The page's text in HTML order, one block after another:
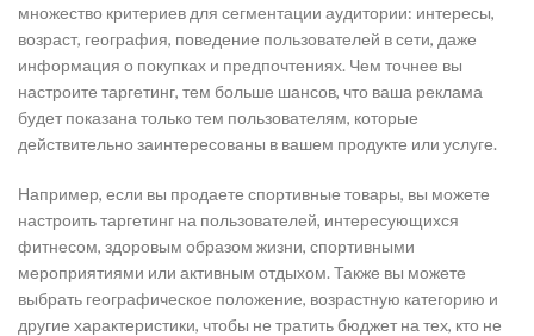
множество критериев для сегментации аудитории: интересы,
возраст, география, поведение пользователей в сети, даже
информация о покупках и предпочтениях. Чем точнее вы
настроите таргетинг, тем больше шансов, что ваша реклама
будет показана только тем пользователям, которые
действительно заинтересованы в вашем продукте или услуге.
Например, если вы продаете спортивные товары, вы можете
настроить таргетинг на пользователей, интересующихся
фитнесом, здоровым образом жизни, спортивными
мероприятиями или активным отдыхом. Также вы можете
выбрать географическое положение, возрастную категорию и
другие характеристики, чтобы не тратить бюджет на тех, кто не